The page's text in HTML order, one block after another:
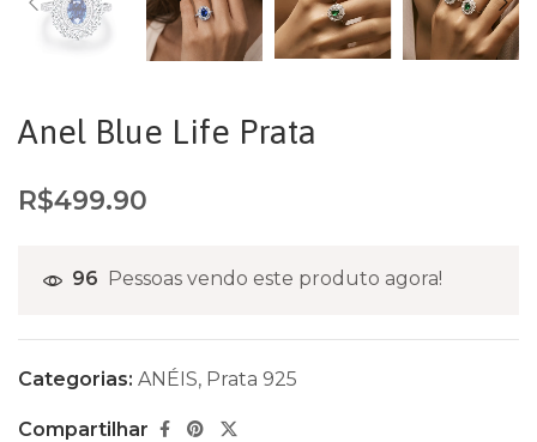
Anel Blue Life Prata
R$499.90
96 Pessoas vendo este produto agora!
Categorias: ANÉIS, Prata 925
Compartilhar